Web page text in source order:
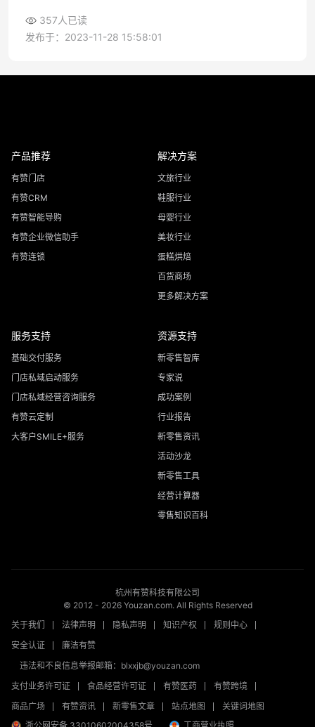
取得成功
357人已读
发布于：2023-11-28 15:58:01
产品推荐
有赞门店
有赞CRM
有赞智能导购
有赞企业微信助手
有赞连锁
解决方案
文旅行业
鞋服行业
母婴行业
美妆行业
蛋糕烘焙
百货商场
更多解决方案
服务支持
基础交付服务
门店私域启动服务
门店私域经营咨询服务
有赞云定制
大客户SMILE+服务
资源支持
新零售智库
专家说
成功案例
行业报告
新零售资讯
活动沙龙
新零售工具
经营计算器
零售知识百科
杭州有赞科技有限公司
© 2012 - 2026Youzan.com. All Rights Reserved
关于我们
法律声明 隐私声明 知识产权
规则中心
安全认证
廉洁有赞
违法和不良信息举报邮箱：blxxjb@youzan.com
支付业务许可证
食品经营许可证 有赞医药
有赞跨境
商品广场
有赞资讯 新零售文章 站点地图
关键词地图